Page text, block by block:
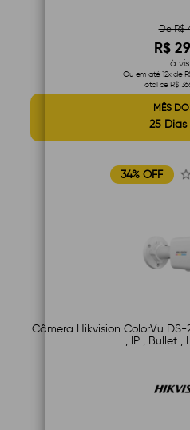
De R$
R$
à
Ou em até 12x de
Total de R$
MÊS
25 Dias
34% OFF
Câmera Hikvision ColorVu DS-
, IP , Bullet ,